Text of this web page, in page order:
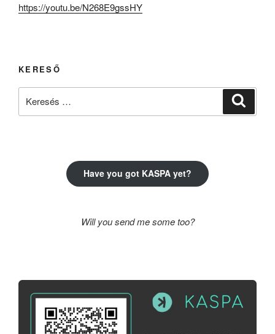
https://youtu.be/N268E9gssHY
KERESŐ
Have you got KASPA yet?
Will you send me some too?